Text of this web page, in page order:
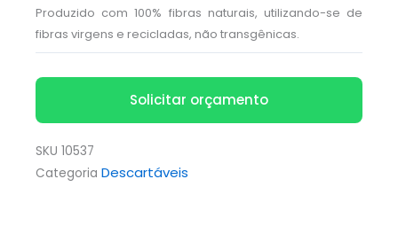
Produzido com 100% fibras naturais, utilizando-se de
fibras virgens e recicladas, não transgênicas.
Solicitar orçamento
SKU 10537
Categoria Descartáveis